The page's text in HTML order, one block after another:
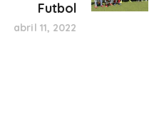
Futbol
abril 11, 2022